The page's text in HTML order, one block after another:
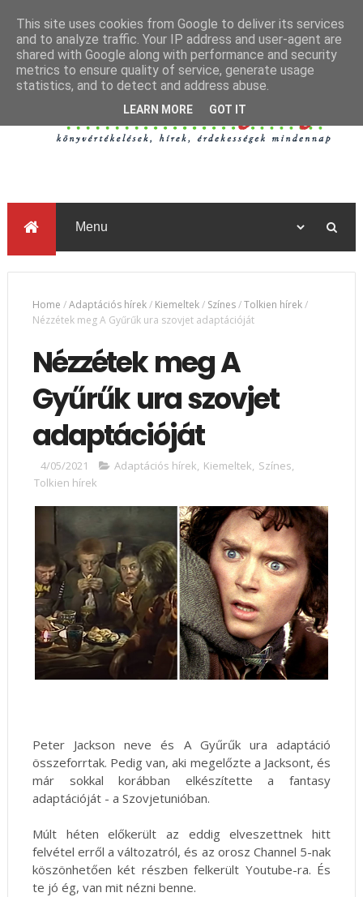
Home /Adaptációs hírek/ Kiemeltek/ Színes/Tolkien hírek/
Nézzétek meg A Gyűrűk ura szovjet adaptációját
Nézzétek meg A
Gyűrűk ura szovjet
adaptációját
4/05/2021 Adaptációs hírek, Kiemeltek, Színes,
Tolkien hírek
Peter Jackson neve és A Gyűrűk ura adaptáció
összeforrtak. Pedig van, aki megelőzte a Jacksont, és
már sokkal korábban elkészítette a fantasy
adaptációját - a Szovjetunióban.
Múlt héten előkerült az eddig elveszettnek hitt
felvétel erről a változatról, és az orosz Channel 5-nak
köszönhetően két részben felkerült Youtube-ra. És
te jó ég, van mit nézni benne.
This site uses cookies from Google to deliver its services
and to analyze traffic. Your IP address and user-agent are
shared with Google along with performance and security
metrics to ensure quality of service, generate usage
statistics, and to detect and address abuse.
LEARN MORE GOT IT